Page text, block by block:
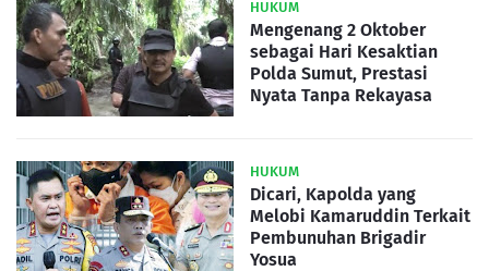
HUKUM
Mengenang 2 Oktober
sebagai Hari Kesaktian
Polda Sumut, Prestasi
Nyata Tanpa Rekayasa
HUKUM
Dicari, Kapolda yang
Melobi Kamaruddin Terkait
Pembunuhan Brigadir
Yosua